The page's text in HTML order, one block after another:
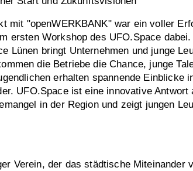
mit "openWERKBANK" war ein voller
ersten Workshop des UFO.Space
Lünen bringt Unternehmen und junge
die Betriebe die Chance, junge
erhalten spannende Einblicke
UFO.Space ist eine innovative Antwort
in der Region und zeigt jungen
Verein, der das städtische Miteinander